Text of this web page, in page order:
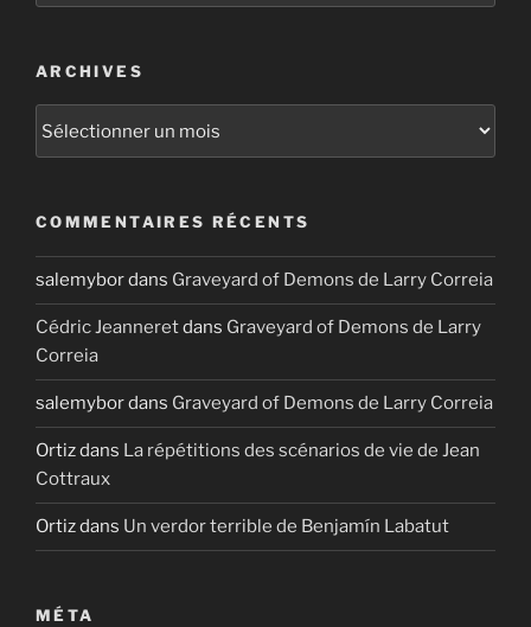
ARCHIVES
COMMENTAIRES RÉCENTS
salemybordans Graveyard of Demons de Larry Correia
Cédric Jeanneretdans Graveyard of Demons de Larry
Correia
salemybordans Graveyard of Demons de Larry Correia
Ortizdans La répétitions des scénarios de vie de Jean
Cottraux
Ortizdans Un verdor terrible de Benjamín Labatut
MÉTA